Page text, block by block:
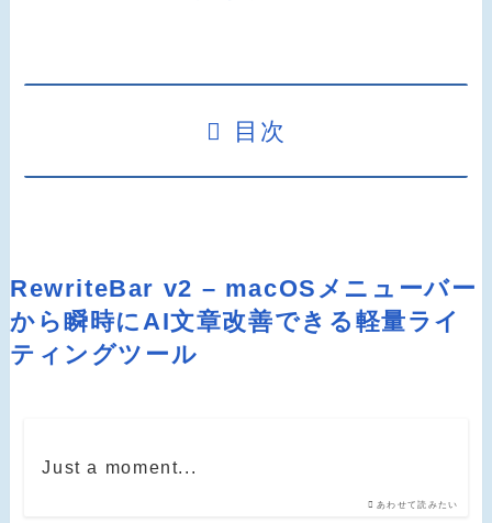
目次
RewriteBar v2 – macOSメニューバー
から瞬時にAI文章改善できる軽量ライ
ティングツール
あわせて読みたい
Just a moment...